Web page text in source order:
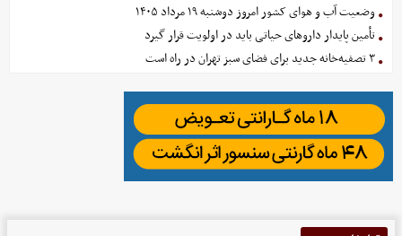
وضعیت آب و هوای کشور امروز دوشنبه ۱۹ مرداد ۱۴۰۵
تأمین پایدار داروهای حیاتی باید در اولویت قرار گیرد
۳ تصفیه‌خانه جدید برای فضای سبز تهران در راه است